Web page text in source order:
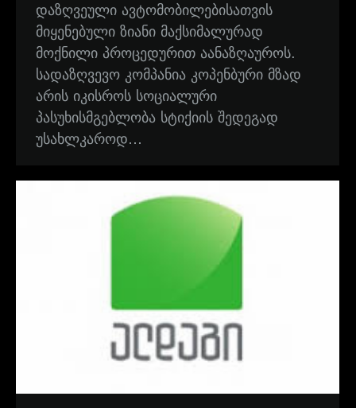
დაზღვეული ავტომობილებისათვის
მიყენებული ზიანი მაქსიმალურად
მოქნილი პროცედურით აანაზღაუროს.
სადაზღვევო კომპანია კოპენბური მზად
არის იკისროს სოციალური
პასუხისმგებლობა სტიქიის შედეგად
უსახლკაროდ…